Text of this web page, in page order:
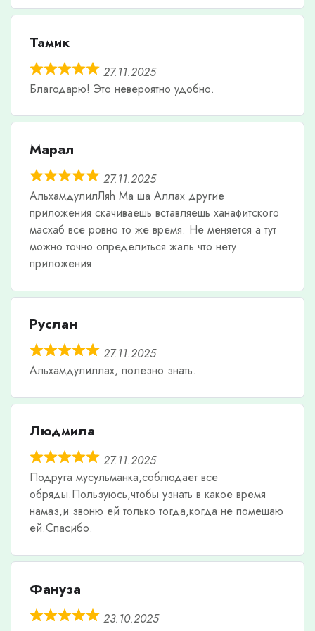
Тамик
27.11.2025
Благодарю! Это невероятно удобно.
Марал
27.11.2025
АльхамдулилЛяh Ма ша Аллах другие
приложения скачиваешь вставляешь ханафитского
масхаб все ровно то же время. Не меняется а тут
можно точно определиться жаль что нету
приложения
Руслан
27.11.2025
Альхамдулиллах, полезно знать.
Людмила
27.11.2025
Подруга мусульманка,соблюдает все
обряды.Пользуюсь,чтобы узнать в какое время
намаз,и звоню ей только тогда,когда не помешаю
ей.Спасибо.
Фануза
23.10.2025